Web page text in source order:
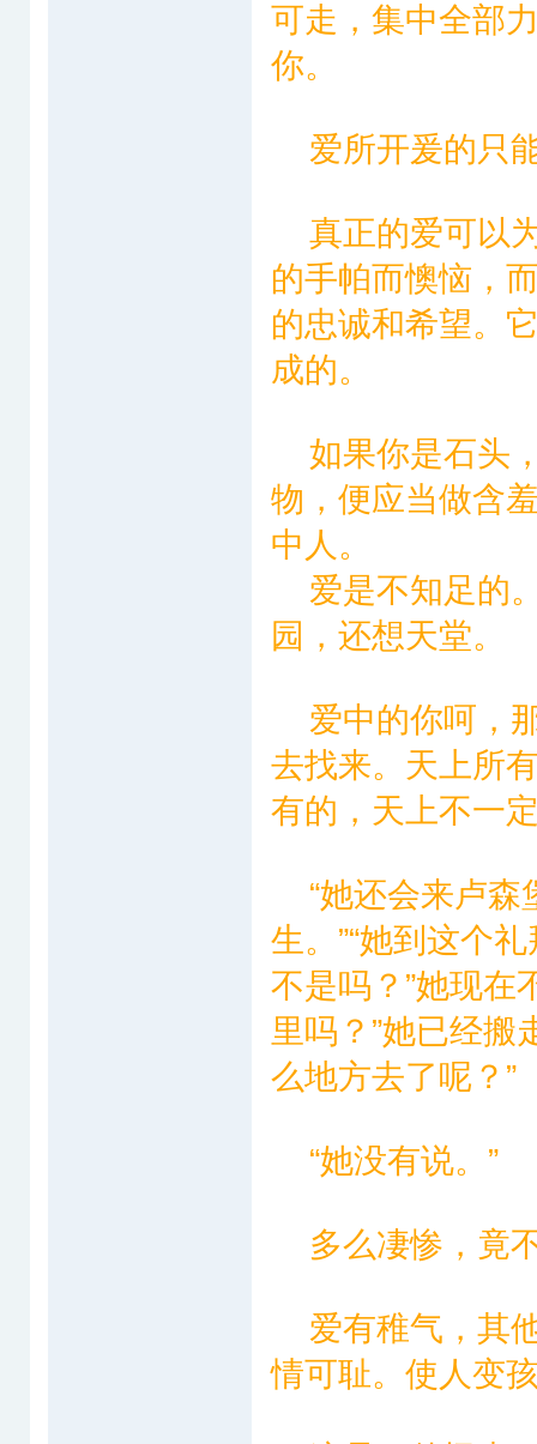
可走，集中全部
你。
爱所开爰的只
真正的爱可以
的手帕而懊恼，
的忠诚和希望。
成的。
如果你是石头
物，便应当做含
中人。
爱是不知足的
园，还想天堂。
爱中的你呵，
去找来。天上所
有的，天上不一
“她还会来卢森
生。”“她到这个
不是吗？”她现在
里吗？”她已经搬
么地方去了呢？”
“她没有说。”
多么凄惨，竟
爱有稚气，其
情可耻。使人变